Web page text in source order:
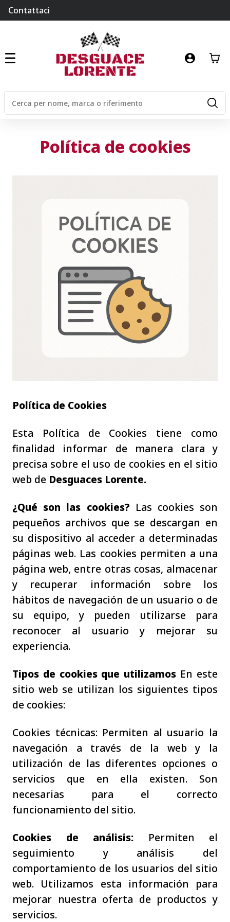
Contattaci
Política de cookies
Política de Cookies
Esta Política de Cookies tiene como
finalidad informar de manera clara y
precisa sobre el uso de cookies en el sitio
web de Desguaces Lorente.
¿Qué son las cookies? Las cookies son
pequeños archivos que se descargan en
su dispositivo al acceder a determinadas
páginas web. Las cookies permiten a una
página web, entre otras cosas, almacenar
y recuperar información sobre los
hábitos de navegación de un usuario o de
su equipo, y pueden utilizarse para
reconocer al usuario y mejorar su
experiencia.
Tipos de cookies que utilizamos En este
sitio web se utilizan los siguientes tipos
de cookies:
Cookies técnicas: Permiten al usuario la
navegación a través de la web y la
utilización de las diferentes opciones o
servicios que en ella existen. Son
necesarias para el correcto
funcionamiento del sitio.
Cookies de análisis: Permiten el
seguimiento y análisis del
comportamiento de los usuarios del sitio
web. Utilizamos esta información para
mejorar nuestra oferta de productos y
servicios.